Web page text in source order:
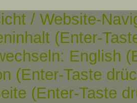
/ Website-
(Enter-
English
(Enter-Taste
(Enter-Taste